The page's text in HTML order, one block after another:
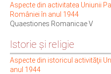
Aspecte din activitatea Uniunii
României în anul 1944
Quaestiones Romanicae V
Istorie şi religie
Aspecte din istoricul activităţii
anul 1944